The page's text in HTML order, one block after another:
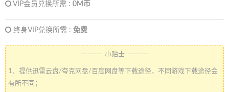
VIP会员兑换所需 : 0M币
终身VIP兑换所需 : 免费
———— 小贴士 ————
1、提供迅雷云盘/夸克网盘/百度网盘等下载途径，不同游戏下载途径会
有所不同；